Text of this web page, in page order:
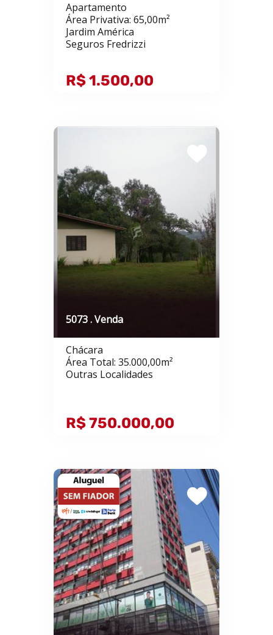
Apartamento
Área Privativa: 65,00m²
Jardim América
Seguros Fredrizzi
R$ 1.500,00
5073 . Venda
Chácara
Área Total: 35.000,00m²
Outras Localidades
R$ 750.000,00